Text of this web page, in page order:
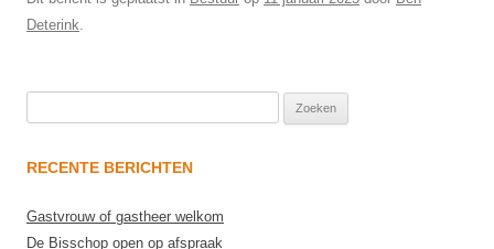
Deterink.
RECENTE BERICHTEN
Gastvrouw of gastheer welkom
De Bisschop open op afspraak